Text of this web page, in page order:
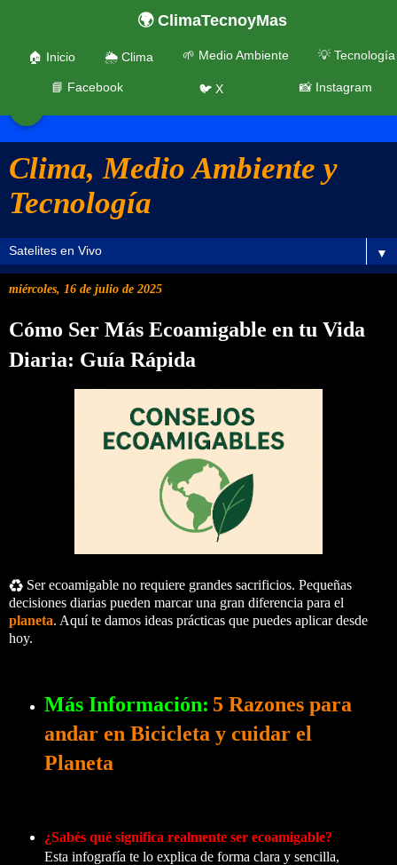
Clima, Medio Ambiente y
Tecnología
🌍 ClimaTecnoyMas
🏠 Inicio 🌦️ Clima 🌱 Medio Ambiente 💡 Tecnología
📘 Facebook 🐦 X 📸 Instagram
▼
miércoles, 16 de julio de 2025
Cómo Ser Más Ecoamigable en tu Vida
Diaria: Guía Rápida
♻️ Ser ecoamigable no requiere grandes sacrificios. Pequeñas
decisiones diarias pueden marcar una gran diferencia para el
planeta. Aquí te damos ideas prácticas que puedes aplicar desde
hoy.
Más Información: 5 Razones para
andar en Bicicleta y cuidar el
Planeta
¿Sabés qué significa realmente ser ecoamigable?
Esta infografía te lo explica de forma clara y sencilla,